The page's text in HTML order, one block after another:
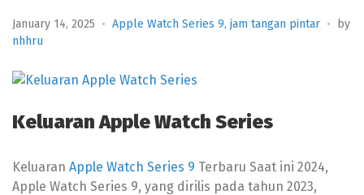
January 14, 2025 Apple Watch Series 9, jam tangan pintar
by
nhhru
Keluaran Apple Watch Series
Keluaran Apple Watch Series 9 Terbaru Saat ini 2024,
Apple Watch Series 9, yang dirilis pada tahun 2023,